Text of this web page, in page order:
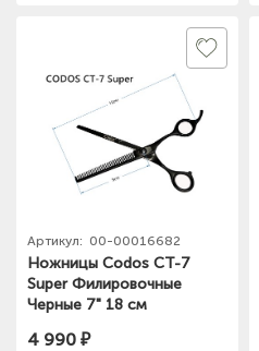
Артикул: 00-00016682
Ножницы Codos CT-7
Super Филировочные
Черные 7" 18 см
4 990 ₽